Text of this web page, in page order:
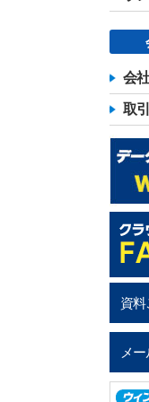
会
取
資料
メ